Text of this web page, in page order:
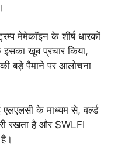
मेमेकॉइन के शीर्ष धारकों
खूब प्रचार किया,
बड़े पैमाने पर आलोचना
एलएलसी के माध्यम से, वर्ल्ड
रखता है और $WLFI